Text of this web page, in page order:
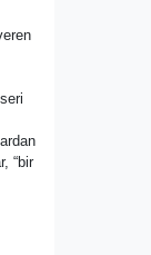
“bir